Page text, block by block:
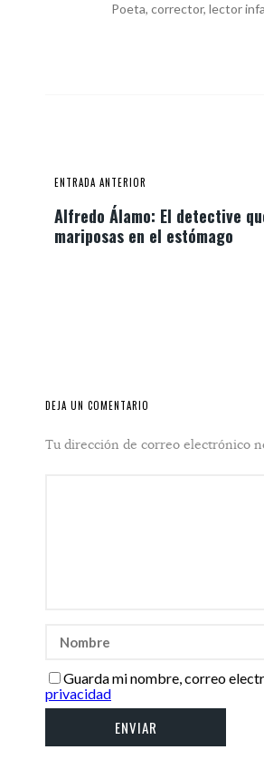
Poeta, corrector, lector
ENTRADA ANTERIOR
Alfredo Álamo: El detective
mariposas en el estómago
DEJA UN COMENTARIO
Tu dirección de correo electrónico
Guarda mi nombre, correo
privacidad